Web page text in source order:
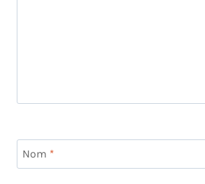
Nom *